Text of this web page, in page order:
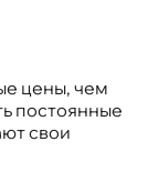
цены, чем
постоянные
свои